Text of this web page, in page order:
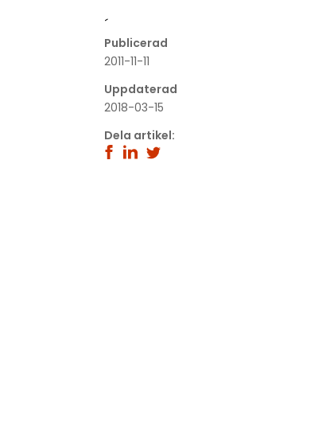
´
Publicerad
2011-11-11
Uppdaterad
2018-03-15
Dela artikel: